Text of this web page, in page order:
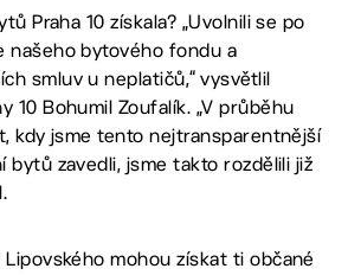
Praha 10 získala? „Uvolnili se po
našeho bytového fondu a
smluv u neplatičů,“ vysvětlil
10 Bohumil Zoufalík. „V průběhu
kdy jsme tento nejtransparentnější
bytů zavedli, jsme takto rozdělili již
mohou získat ti občané